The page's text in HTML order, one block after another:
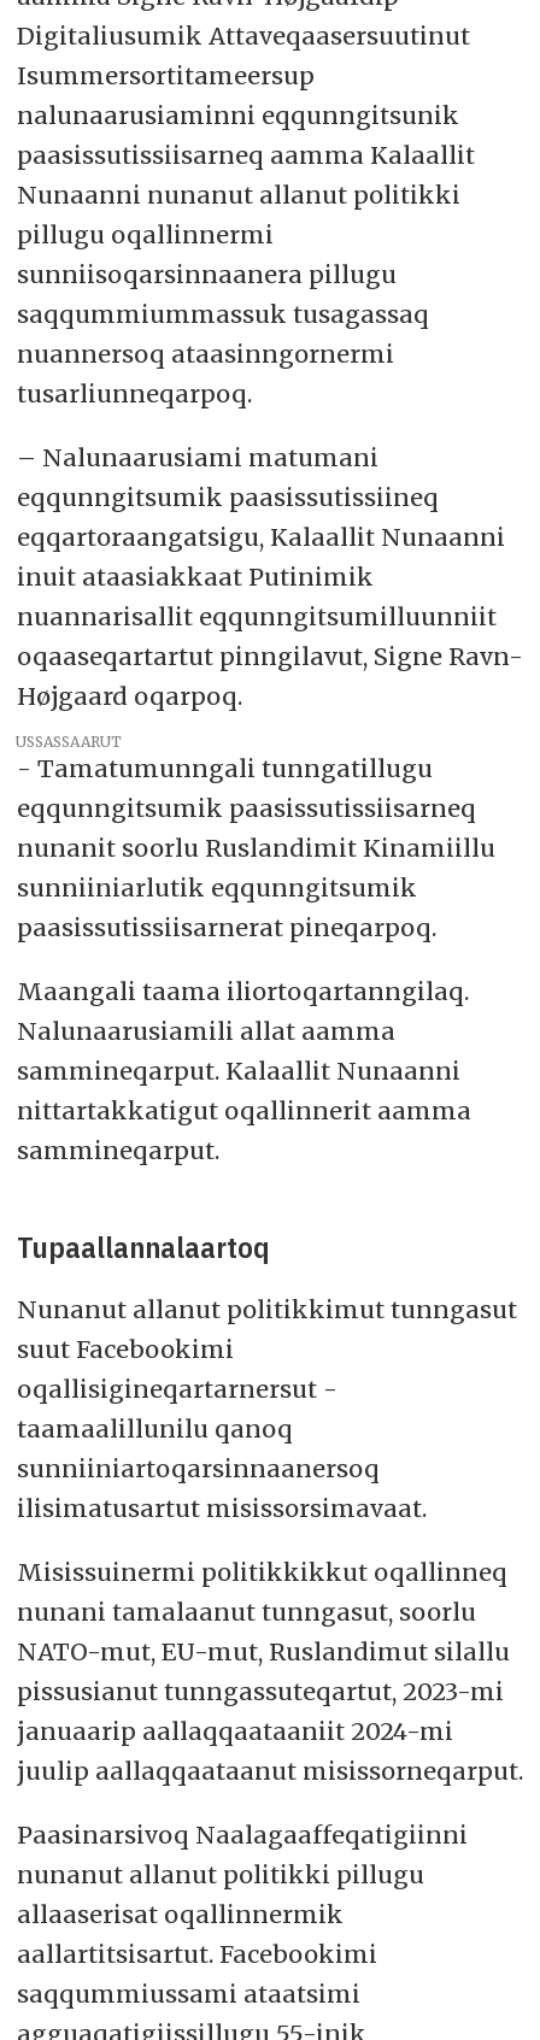
Digitaliusumik Attaveqaasersuutinut
Isummersortitameersup
nalunaarusiaminni eqqunngitsunik
paasissutissiisarneq aamma Kalaallit
Nunaanni nunanut allanut politikki
pillugu oqallinnermi
sunniisoqarsinnaanera pillugu
saqqummiummassuk tusagassaq
nuannersoq ataasinngornermi
tusarliunneqarpoq.
– Nalunaarusiami matumani
eqqunngitsumik paasissutissiineq
eqqartoraangatsigu, Kalaallit Nunaanni
inuit ataasiakkaat Putinimik
nuannarisallit eqqunngitsumilluunniit
oqaaseqartartut pinngilavut, Signe Ravn-
Højgaard oqarpoq.
USSASSAARUT
- Tamatumunngali tunngatillugu
eqqunngitsumik paasissutissiisarneq
nunanit soorlu Ruslandimit Kinamiillu
sunniiniarlutik eqqunngitsumik
paasissutissiisarnerat pineqarpoq.
Maangali taama iliortoqartanngilaq.
Nalunaarusiamili allat aamma
sammineqarput. Kalaallit Nunaanni
nittartakkatigut oqallinnerit aamma
sammineqarput.
Tupaallannalaartoq
Nunanut allanut politikkimut tunngasut
suut Facebookimi
oqallisigineqartarnersut -
taamaalillunilu qanoq
sunniiniartoqarsinnaanersoq
ilisimatusartut misissorsimavaat.
Misissuinermi politikkikkut oqallinneq
nunani tamalaanut tunngasut, soorlu
NATO-mut, EU-mut, Ruslandimut silallu
pissusianut tunngassuteqartut, 2023-mi
januaarip aallaqqaataaniit 2024-mi
juulip aallaqqaataanut misissorneqarput.
Paasinarsivoq Naalagaaffeqatigiinni
nunanut allanut politikki pillugu
allaaserisat oqallinnermik
aallartitsisartut. Facebookimi
saqqummiussami ataatsimi
agguaqatigiissillugu 55-inik